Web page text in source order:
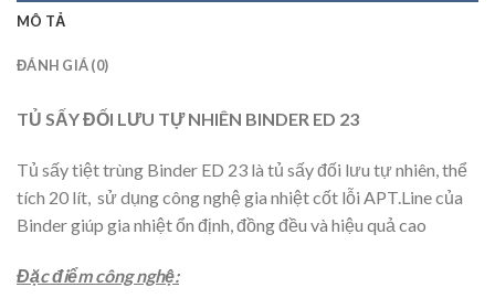
MÔ TẢ
ĐÁNH GIÁ (0)
TỦ SẤY ĐỐI LƯU TỰ NHIÊN BINDER ED 23
Tủ sấy tiệt trùng Binder ED 23 là tủ sấy đối lưu tự nhiên, thể
tích 20 lít, sử dụng công nghệ gia nhiệt cốt lỗi APT.Line của
Binder giúp gia nhiệt ổn định, đồng đều và hiệu quả cao
Đặc điểm công nghệ: